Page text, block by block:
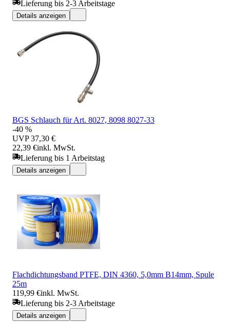
Lieferung bis 2-3 Arbeitstage
Details anzeigen
BGS Schlauch für Art. 8027, 8098 8027-33
-40 %
UVP 37,30 €
22,39 €inkl. MwSt.
Lieferung bis 1 Arbeitstag
Details anzeigen
Flachdichtungsband PTFE, DIN 4360, 5,0mm B14mm, Spule
25m
119,99 €inkl. MwSt.
Lieferung bis 2-3 Arbeitstage
Details anzeigen